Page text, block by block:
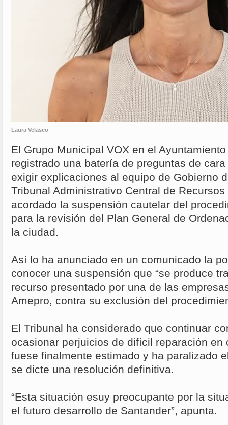
Laura Velasco
El Grupo Municipal VOX en el
registrado una batería de preguntas de
exigir explicaciones al equipo de Gobierno
Tribunal Administrativo Central de
acordado la suspensión cautelar del
para la revisión del Plan General de
la ciudad.
Así lo ha anunciado en un comunicado la
conocer una suspensión que “se produce
recurso presentado por una de las
Amepro, contra su exclusión del
El Tribunal ha considerado que continuar
ocasionar perjuicios de difícil reparación en
fuese finalmente estimado y ha paralizado
se dicte una resolución definitiva.
“Esta situación esuy preocupante por la
el futuro desarrollo de Santander”, apunta.